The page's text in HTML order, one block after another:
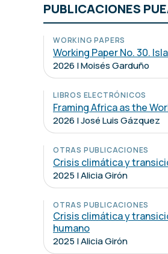
PUBLICACIONES
WORKING PAPERS
Working Paper No. 30.
2026 | Moisés Garduño
LIBROS ELECTRÓNICOS
Framing Africa as the
2026 | José Luis Gázquez
OTRAS PUBLICACIONES
Crisis climática y
2025 | Alicia Girón
OTRAS PUBLICACIONES
Crisis climática y
humano
2025 | Alicia Girón